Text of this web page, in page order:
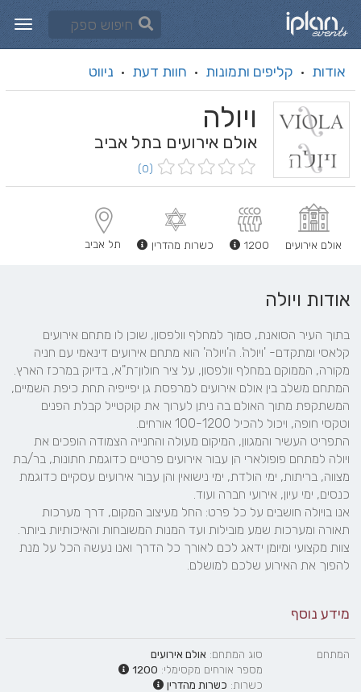
אודות · קליפים ותמונות · חוות דעת · ניווט
ויולה
אולם אירועים בתל אביב
(0)
אולם אירועים 1200 כשרות מהדרין תל אביב
אודות ויולה
להפוך את האירוע שלכם למושלם.
מידע נוסף
המתחם סוג המתחם: אולם אירועים
מספר אורחים מקסימלי: 1200
כשרות: כשרות מהדרין